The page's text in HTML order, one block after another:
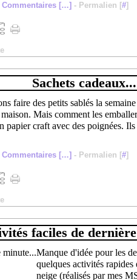
Commentaires […] - Permalien [#]
Sachets cadeaux...
faire des petits sablés la
Mais comment les
papier craft avec des poignées.
Commentaires […] - Permalien [#]
faciles de
Manque d'idée pour les
quelques activités
neige (réalisés par mes